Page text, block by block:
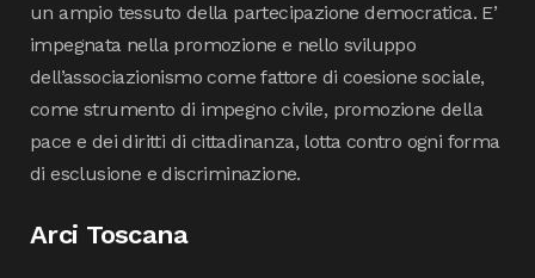
un ampio tessuto della partecipazione democratica. E’
impegnata nella promozione e nello sviluppo
dell’associazionismo come fattore di coesione sociale,
come strumento di impegno civile, promozione della
pace e dei diritti di cittadinanza, lotta contro ogni forma
di esclusione e discriminazione.
Arci Toscana